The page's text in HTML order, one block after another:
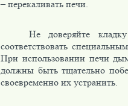
– перекаливать печи.
Не доверяйте
соответствовать
При использовании печи
должны быть тщательно
своевременно их устранить.